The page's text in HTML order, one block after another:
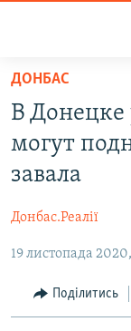
Перейти
основного
матеріалу
Перейти
до
основної
Перейти
пошуку
ВСЕ ЗА ДОБУ
СТАТТІ
СУСПІЛЬСТВО
КУЛЬТУРА
РОСІЙСЬКА
ДОНБАС.РЕАЛІЇ
КРИМ.РЕАЛІЇ
ДОНБАС
В Донецке
могут
завала
Донбас.Реалії
19 листопада
Поділитись